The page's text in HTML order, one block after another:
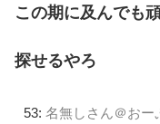
この期に及んでも
探せるやろ
53: 名無しさん＠おー